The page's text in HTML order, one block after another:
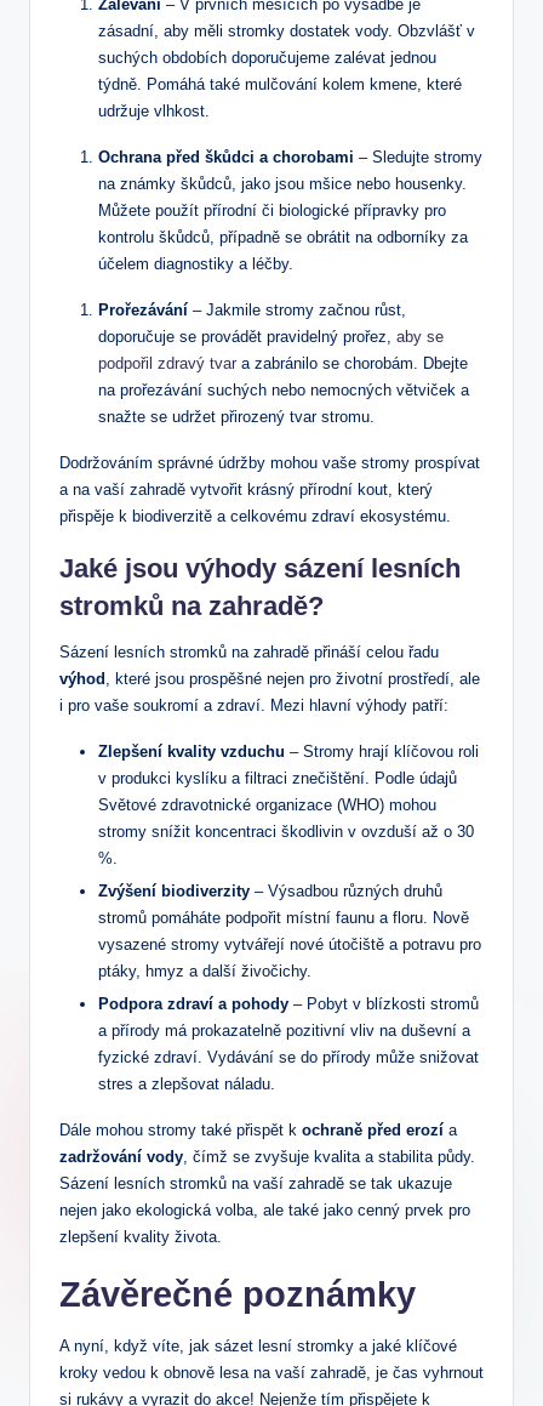
Zalévání – V prvních měsících po výsadbě je
zásadní, aby měli stromky dostatek vody. Obzvlášť v
suchých obdobích doporučujeme zalévat jednou
týdně. Pomáhá také mulčování kolem kmene, které
udržuje vlhkost.
Ochrana před škůdci a chorobami – Sledujte stromy
na známky škůdců, jako jsou mšice nebo housenky.
Můžete použít přírodní či biologické přípravky pro
kontrolu škůdců, případně se obrátit na odborníky za
účelem diagnostiky a léčby.
Prořezávání – Jakmile stromy začnou růst,
doporučuje se provádět pravidelný prořez, aby se
podpořil zdravý tvar a zabránilo se chorobám. Dbejte
na prořezávání suchých nebo nemocných větviček a
snažte se udržet přirozený tvar stromu.
Dodržováním správné údržby mohou vaše stromy prospívat
a na vaší zahradě vytvořit krásný přírodní kout, který
přispěje k biodiverzitě a celkovému zdraví ekosystému.
Jaké jsou výhody sázení lesních
stromků na zahradě?
Sázení lesních stromků na zahradě přináší celou řadu
výhod , které jsou prospěšné nejen pro životní prostředí, ale
i pro vaše soukromí a zdraví. Mezi hlavní výhody patří:
Zlepšení kvality vzduchu – Stromy hrají klíčovou roli
v produkci kyslíku a filtraci znečištění. Podle údajů
Světové zdravotnické organizace (WHO) mohou
stromy snížit koncentraci škodlivin v ovzduší až o 30
%.
Zvýšení biodiverzity – Výsadbou různých druhů
stromů pomáháte podpořit místní faunu a floru. Nově
vysazené stromy vytvářejí nové útočiště a potravu pro
ptáky, hmyz a další živočichy.
Podpora zdraví a pohody – Pobyt v blízkosti stromů
a přírody má prokazatelně pozitivní vliv na duševní a
fyzické zdraví. Vydávání se do přírody může snižovat
stres a zlepšovat náladu.
Dále mohou stromy také přispět k ochraně před erozí a
zadržování vody, čímž se zvyšuje kvalita a stabilita půdy.
Sázení lesních stromků na vaší zahradě se tak ukazuje
nejen jako ekologická volba, ale také jako cenný prvek pro
zlepšení kvality života.
Závěrečné poznámky
A nyní, když víte, jak sázet lesní stromky a jaké klíčové
kroky vedou k obnově lesa na vaší zahradě, je čas vyhrnout
si rukávy a vyrazit do akce! Nejenže tím přispějete k